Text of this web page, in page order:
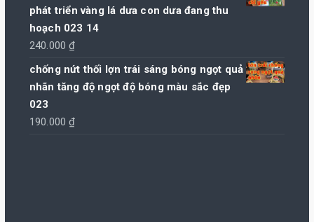
phát triển vàng lá dưa con dưa đang thu
hoạch 023 14
240.000₫
chống nứt thối lợn trái sáng bóng ngọt quả
nhãn tăng độ ngọt độ bóng màu sắc đẹp
023
190.000₫